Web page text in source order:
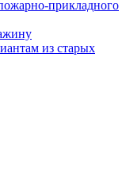
прикладного
из старых